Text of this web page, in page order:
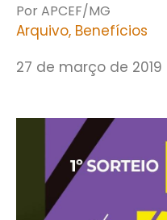
Por APCEF/MG
Arquivo, Benefícios
27 de março de 2019